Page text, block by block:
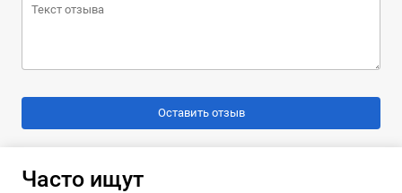
Часто ищут